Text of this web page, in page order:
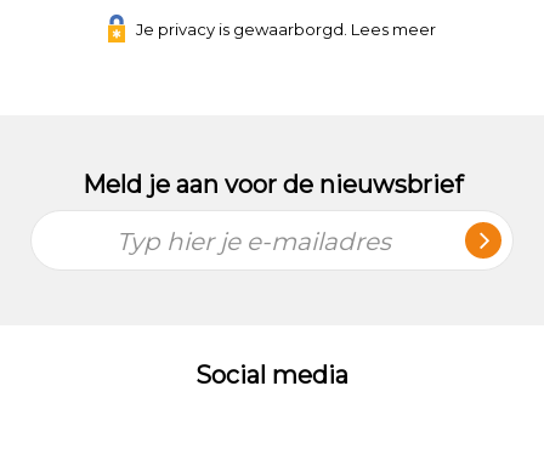
Je privacy is gewaarborgd. Lees meer
Meld je aan voor de nieuwsbrief
Typ hier je e-mailadres
Social media